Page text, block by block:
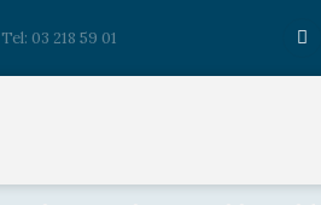
Tel: 03 218 59 01